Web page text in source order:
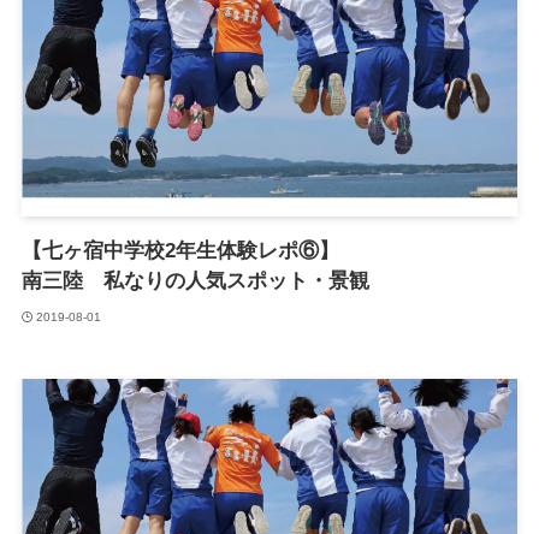
【七ヶ宿中学校2年生体験レポ⑥】
南三陸 私なりの人気スポット・景観
2019-08-01